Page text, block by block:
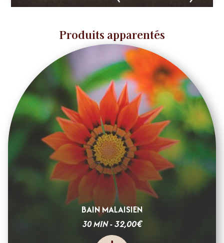
Produits apparentés
BAIN MALAISIEN
30 MIN -32,00€